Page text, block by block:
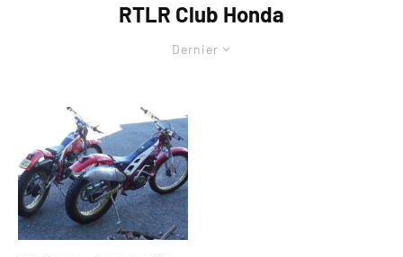
RTLR Club Honda
Dernier